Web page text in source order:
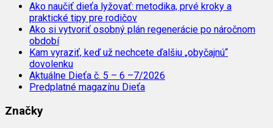
Ako naučiť dieťa lyžovať: metodika, prvé kroky a
praktické tipy pre rodičov
Ako si vytvoriť osobný plán regenerácie po náročnom
období
Kam vyraziť, keď už nechcete ďalšiu „obyčajnú“
dovolenku
Aktuálne Dieťa č. 5 – 6 –7/2026
Predplatné magazínu Dieťa
Značky